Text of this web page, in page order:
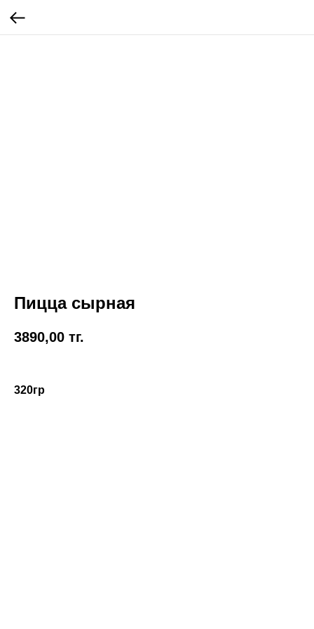
Пицца сырная
3890,00 тг.
320гр